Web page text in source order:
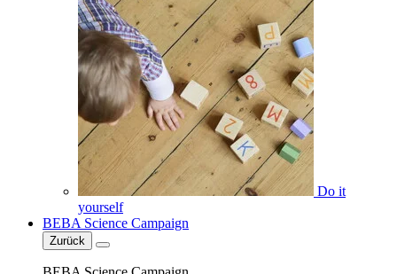
Do it
yourself
BEBA Science Campaign
Zurück